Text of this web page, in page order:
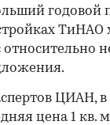
годовой
ТиНАО
относительно
ЦИАН,
цена 1 кв.